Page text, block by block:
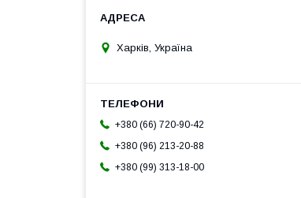
Харків, Україна
+380 (66) 720-90-42
+380 (96) 213-20-88
+380 (99) 313-18-00